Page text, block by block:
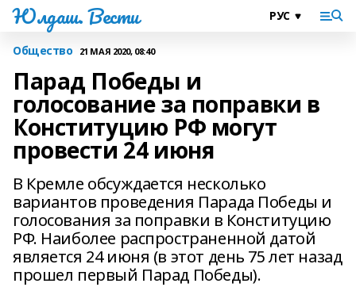
Юлдаш. Вести
Общество 21 МАЯ 2020, 08:40
Парад Победы и
голосование за поправки в
Конституцию РФ могут
провести 24 июня
В Кремле обсуждается несколько
вариантов проведения Парада Победы и
голосования за поправки в Конституцию
РФ. Наиболее распространенной датой
является 24 июня (в этот день 75 лет назад
прошел первый Парад Победы).